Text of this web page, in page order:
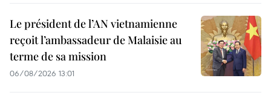
Le président de l’AN vietnamienne
reçoit l’ambassadeur de Malaisie au
terme de sa mission
06/08/2026 13:01